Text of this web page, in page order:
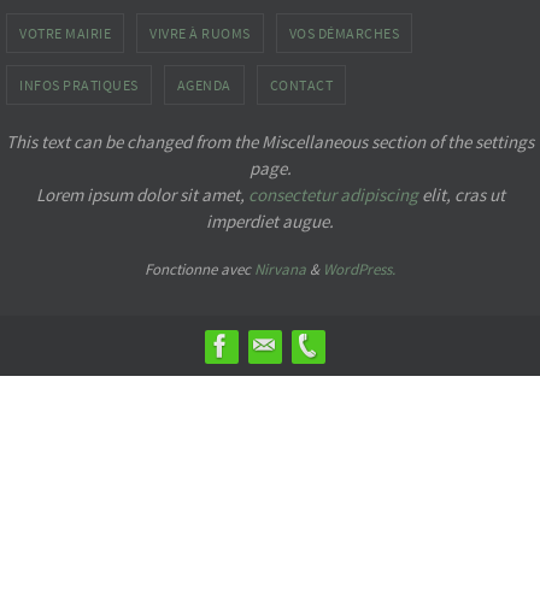
VOTRE MAIRIE VIVRE À RUOMS VOS DÉMARCHES
INFOS PRATIQUES AGENDA CONTACT
This text can be changed from the Miscellaneous section of the settings
page.
Lorem ipsumdolor sit amet, consectetur adipiscingelit, cras ut
imperdiet augue.
Fonctionne avecNirvana & WordPress.